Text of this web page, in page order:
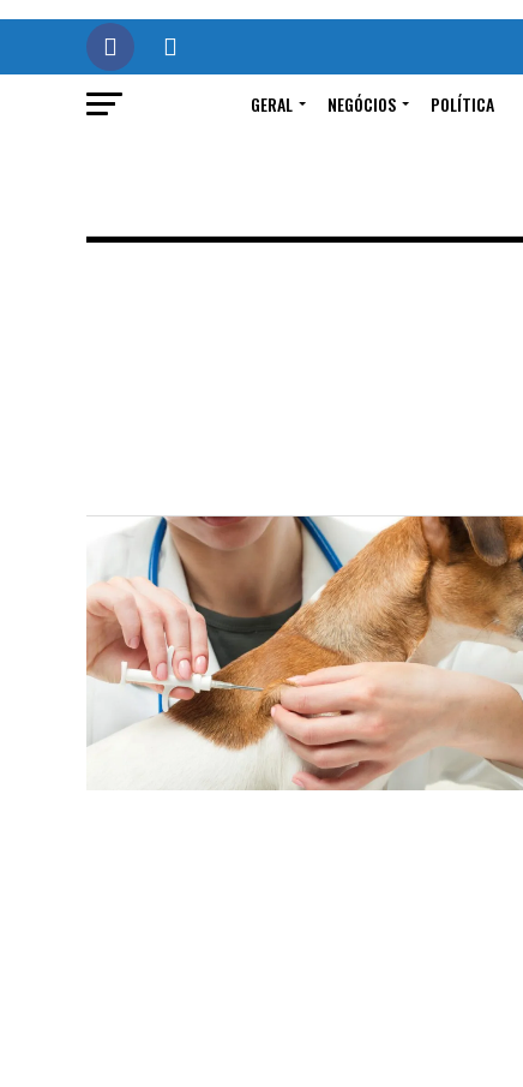
GERAL NEGÓCIOS POLÍTICA